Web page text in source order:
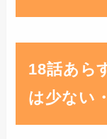
18話あら
は少ない